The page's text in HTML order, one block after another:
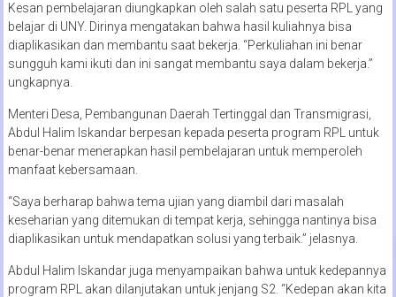
Kesan pembelajaran diungkapkan oleh salah satu peserta RPL yang
belajar di UNY. Dirinya mengatakan bahwa hasil kuliahnya bisa
diaplikasikan dan membantu saat bekerja. “Perkuliahan ini benar
sungguh kami ikuti dan ini sangat membantu saya dalam bekerja.”
ungkapnya.
Menteri Desa, Pembangunan Daerah Tertinggal dan Transmigrasi,
Abdul Halim Iskandar berpesan kepada peserta program RPL untuk
benar-benar menerapkan hasil pembelajaran untuk memperoleh
manfaat kebersamaan.
“Saya berharap bahwa tema ujian yang diambil dari masalah
keseharian yang ditemukan di tempat kerja, sehingga nantinya bisa
diaplikasikan untuk mendapatkan solusi yang terbaik.” jelasnya.
Abdul Halim Iskandar juga menyampaikan bahwa untuk kedepannya
program RPL akan dilanjutakan untuk jenjang S2. “Kedepan akan kita